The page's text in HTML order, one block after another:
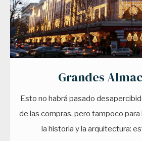
Grandes
Esto no habrá pasado
de las compras, pero tampoco
la historia y la arquitectura: